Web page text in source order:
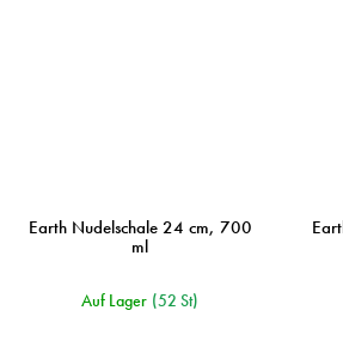
Earth Nudelschale 24 cm, 700
ml
Auf Lager (52 St)